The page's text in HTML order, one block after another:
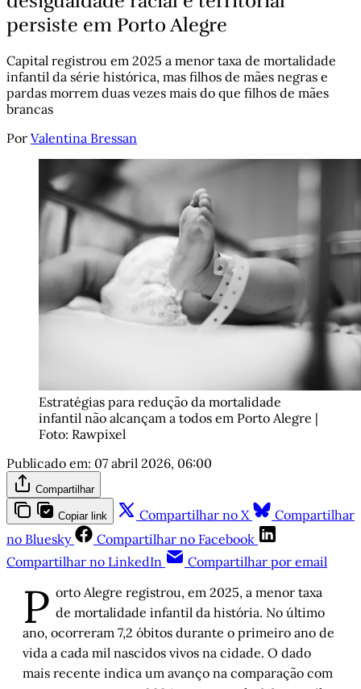
persiste em Porto Alegre
Capital registrou em 2025 a menor taxa de mortalidade
infantil da série histórica, mas filhos de mães negras e
pardas morrem duas vezes mais do que filhos de mães
brancas
Por Valentina Bressan
Estratégias para redução da mortalidade
infantil não alcançam a todos em Porto Alegre |
Foto: Rawpixel
Publicado em: 07 abril 2026, 06:00
Compartilhar
Copiar link Compartilhar no X
Compartilhar
no Bluesky
Compartilhar no Facebook
Compartilhar no LinkedIn
Compartilhar por email
P orto Alegre registrou, em 2025, a menor taxa
de mortalidade infantil da história. No último
ano, ocorreram 7,2 óbitos durante o primeiro ano de
vida a cada mil nascidos vivos na cidade. O dado
mais recente indica um avanço na comparação com